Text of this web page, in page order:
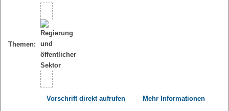
Themen:
Vorschrift direkt aufrufen Mehr Informationen